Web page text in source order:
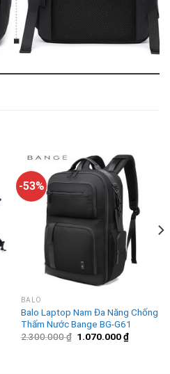
-53%
BALO
Balo Laptop Nam Đa Năng Chống
Thấm Nước Bange BG-G61
2.300.000₫ 1.070.000₫